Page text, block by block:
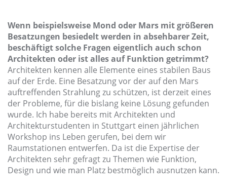
Wenn beispielsweise Mond oder Mars mit größeren
Besatzungen besiedelt werden in absehbarer Zeit,
beschäftigt solche Fragen eigentlich auch schon
Architekten oder ist alles auf Funktion getrimmt?
Architekten kennen alle Elemente eines stabilen Baus
auf der Erde. Eine Besatzung vor der auf den Mars
auftreffenden Strahlung zu schützen, ist derzeit eines
der Probleme, für die bislang keine Lösung gefunden
wurde. Ich habe bereits mit Architekten und
Architekturstudenten in Stuttgart einen jährlichen
Workshop ins Leben gerufen, bei dem wir
Raumstationen entwerfen. Da ist die Expertise der
Architekten sehr gefragt zu Themen wie Funktion,
Design und wie man Platz bestmöglich ausnutzen kann.